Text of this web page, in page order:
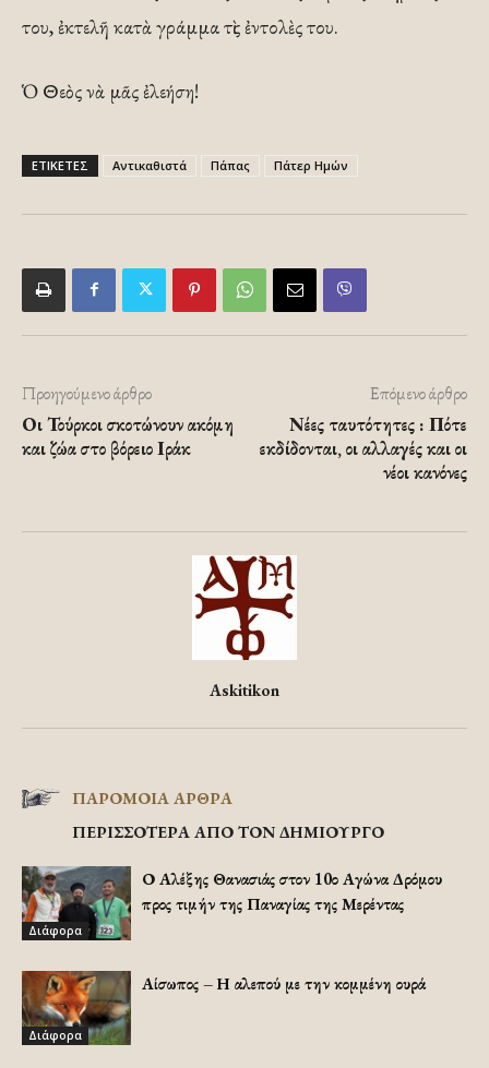
του, ἐκτελῆ κατὰ γράμμα τὶς ἐντολὲς του.
Ὁ Θεὸς νὰ μᾶς ἐλεήση!
ΕΤΙΚΕΤΕΣ Αντικαθιστά Πάπας Πάτερ Ημών
Προηγούμενο άρθρο
Οι Τούρκοι σκοτώνουν ακόμη
και ζώα στο βόρειο Ιράκ
Επόμενο άρθρο
Νέες ταυτότητες : Πότε
εκδίδονται, οι αλλαγές και οι
νέοι κανόνες
Askitikon
ΠΑΡΟΜΟΙΑ ΑΡΘΡΑ
ΠΕΡΙΣΣΟΤΕΡΑ ΑΠΟ ΤΟΝ ΔΗΜΙΟΥΡΓΟ
Διάφορα
Ο Αλέξης Θανασιάς στον 10ο Αγώνα Δρόμου
προς τιμήν της Παναγίας της Μερέντας
Διάφορα
Αίσωπος – Η αλεπού με την κομμένη ουρά